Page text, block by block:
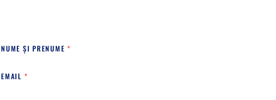
NUME ȘI PRENUME *
EMAIL *